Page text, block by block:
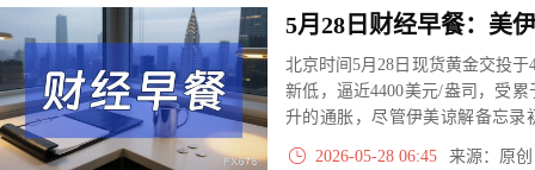
北京时间5月28日现货黄金交投
新低，逼近4400美元/盎司，受
升的通胀，尽管伊美谅解备忘录
目前谈判进程“不满意”。
2026-05-28 06:45 来源：原